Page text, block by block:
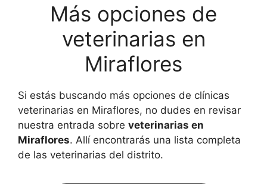
Más opciones de
veterinarias en
Miraflores
Si estás buscando más opciones de clínicas
veterinarias en Miraflores, no dudes en revisar
nuestra entrada sobre veterinarias en
Miraflores. Allí encontrarás una lista completa
de las veterinarias del distrito.